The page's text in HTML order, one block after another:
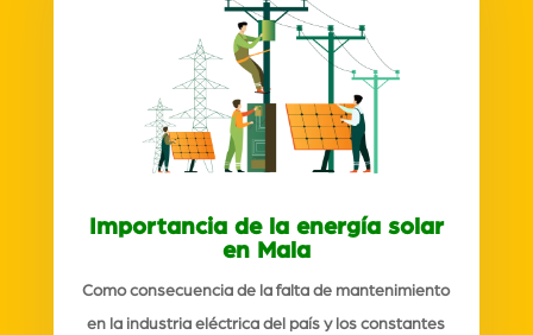
Importancia de la energía solar
en Mala
Como consecuencia de la falta de mantenimiento
en la industria eléctrica del país y los constantes